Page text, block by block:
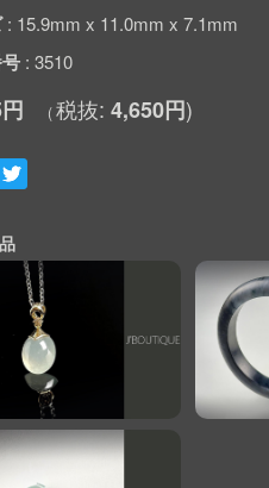
15.9mm x 11.0mm x 7.1mm
3510
4,650円